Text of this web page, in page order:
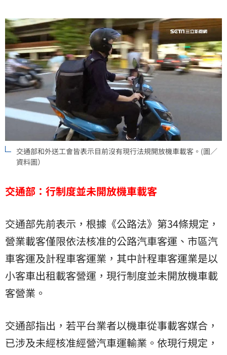
交通部和外送工會皆表示目前沒有現行法規開放機車載客。(圖／
資料圖）
交通部：行制度並未開放機車載客
交通部先前表示，根據《公路法》第34條規定，
營業載客僅限依法核准的公路汽車客運、市區汽
車客運及計程車客運業，其中計程車客運業是以
小客車出租載客營運，現行制度並未開放機車載
客營業。
交通部指出，若平台業者以機車從事載客媒合，
已涉及未經核准經營汽車運輸業。依現行規定，